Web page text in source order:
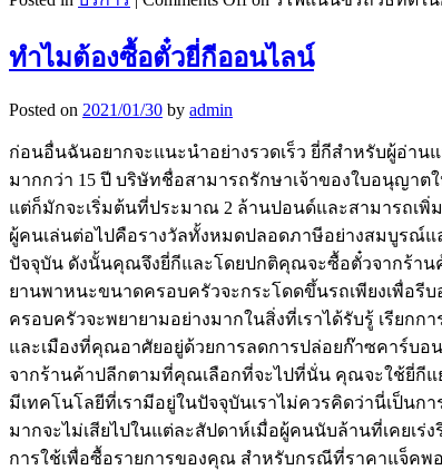
ทำไมต้องซื้อตั๋วยี่กีออนไลน์
Posted on 2021/01/30 by admin
ก่อนอื่นฉันอยากจะแนะนำอย่างรวดเร็ว ยี่กีสำหรับผู้อ่าน
มากกว่า 15 ปี บริษัทชื่อสามารถรักษาเจ้าของใบอนุญา
แต่ก็มักจะเริ่มต้นที่ประมาณ 2 ล้านปอนด์และสามารถเพิ่
ผู้คนเล่นต่อไปคือรางวัลทั้งหมดปลอดภาษีอย่างสมบูรณ์แ
ปัจจุบัน ดังนั้นคุณจึงยี่กีและโดยปกติคุณจะซื้อตั๋วจากร้า
ยานพาหนะขนาดครอบครัวจะกระโดดขึ้นรถเพียงเพื่อรี
ครอบครัวจะพยายามอย่างมากในสิ่งที่เราได้รับรู้ เรียก
และเมืองที่คุณอาศัยอยู่ด้วยการลดการปล่อยก๊าซคาร์บ
จากร้านค้าปลีกตามที่คุณเลือกที่จะไปที่นั่น คุณจะใช้ยี่กี
มีเทคโนโลยีที่เรามีอยู่ในปัจจุบันเราไม่ควรคิดว่านี่เป็น
มากจะไม่เสียไปในแต่ละสัปดาห์เมื่อผู้คนนับล้านที่เคยเ
การใช้เพื่อซื้อรายการของคุณ สำหรับกรณีที่ราคาแจ็คพ